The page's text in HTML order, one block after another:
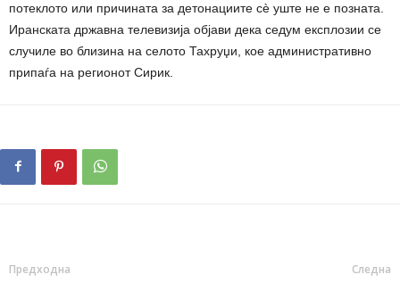
потеклото или причината за детонациите сè уште не е позната.
Иранската државна телевизија објави дека седум експлозии се
случиле во близина на селото Тахруџи, кое административно
припаѓа на регионот Сирик.
Предходна Следна